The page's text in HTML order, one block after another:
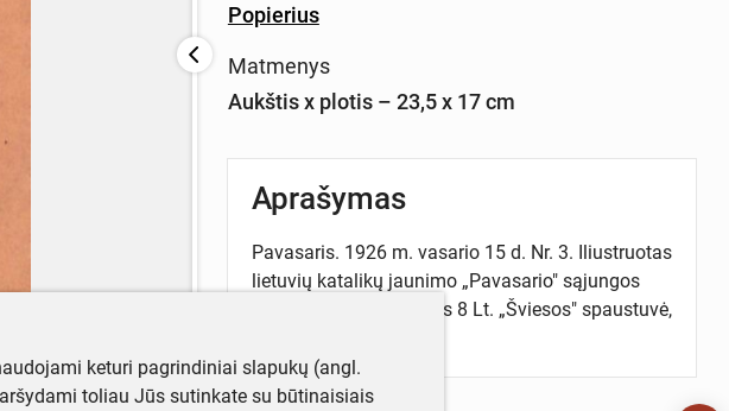
Popierius
Matmenys
Aukštis x plotis – 23,5 x 17 cm
Aprašymas
Pavasaris. 1926 m. vasario 15 d. Nr. 3. Iliustruotas
lietuvių katalikų jaunimo „Pavasario" sąjungos
organas. Kaina metams 8 Lt. „Šviesos" spaustuvė,
keturi pagrindiniai slapukų (angl.
toliau Jūs sutinkate su būtinaisiais